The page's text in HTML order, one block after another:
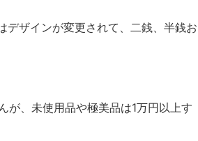
デザインが変更されて、二銭、半銭お
が、未使用品や極美品は1万円以上す